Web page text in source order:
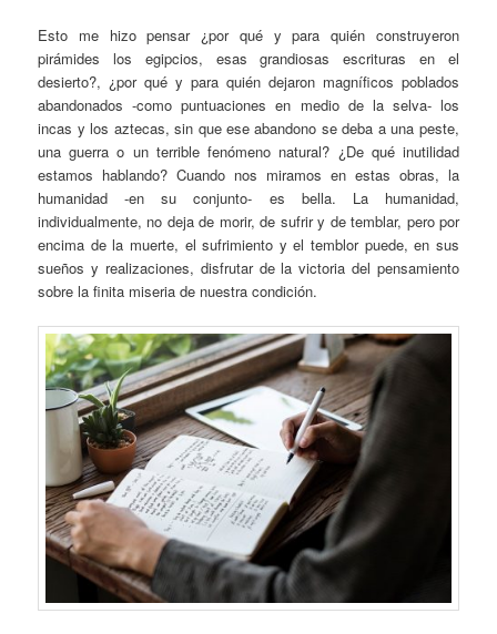
Esto me hizo pensar ¿por qué y para quién construyeron
pirámides los egipcios, esas grandiosas escrituras en el
desierto?, ¿por qué y para quién dejaron magníficos poblados
abandonados -como puntuaciones en medio de la selva- los
incas y los aztecas, sin que ese abandono se deba a una peste,
una guerra o un terrible fenómeno natural? ¿De qué inutilidad
estamos hablando? Cuando nos miramos en estas obras, la
humanidad -en su conjunto- es bella. La humanidad,
individualmente, no deja de morir, de sufrir y de temblar, pero por
encima de la muerte, el sufrimiento y el temblor puede, en sus
sueños y realizaciones, disfrutar de la victoria del pensamiento
sobre la finita miseria de nuestra condición.